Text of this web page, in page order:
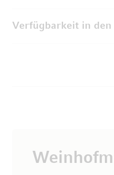
Verfügbarkeit in den